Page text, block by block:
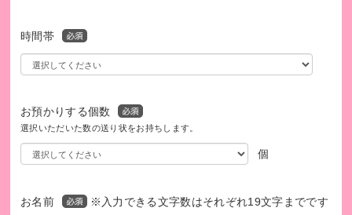
ご支援の流れ
連絡会の参加法人が本の回収に協力します！
時間帯
お預かりする個数
選択いただいた数の送り状をお持ちします。
個
お名前
※入力できる文字数はそれぞれ19文字までです